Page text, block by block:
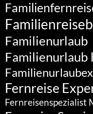
Familienurlaub
Familienurlaub
Fernreise
Fernreisenspezialist